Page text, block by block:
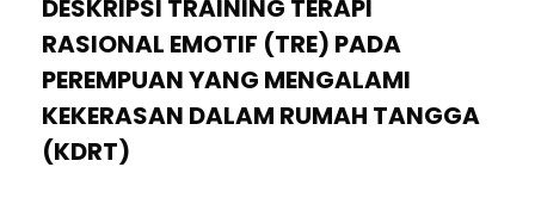
DESKRIPSI TRAINING TERAPI
RASIONAL EMOTIF (TRE) PADA
PEREMPUAN YANG MENGALAMI
KEKERASAN DALAM RUMAH TANGGA
(KDRT)